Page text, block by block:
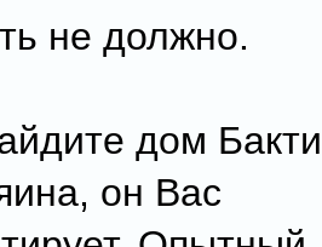
не должно.
дом
он Вас